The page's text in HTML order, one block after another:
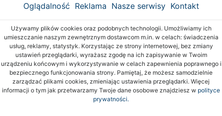
Oglądalność Reklama Nasze serwisy Kontakt
Używamy plików cookies oraz podobnych technologii. Umożliwiamy ich
umieszczanie naszym zewnętrznym dostawcom m.in. w celach: świadczenia
usług, reklamy, statystyk. Korzystając ze strony internetowej, bez zmiany
ustawień przeglądarki, wyrażasz zgodę na ich zapisywanie w Twoim
urządzeniu końcowym i wykorzystywanie w celach zapewnienia poprawnego i
bezpiecznego funkcjonowania strony. Pamiętaj, że możesz samodzielnie
zarządzać plikami cookies, zmieniając ustawienia przeglądarki. Więcej
informacji o tym jak przetwarzamy Twoje dane osobowe znajdziesz w polityce
prywatności.